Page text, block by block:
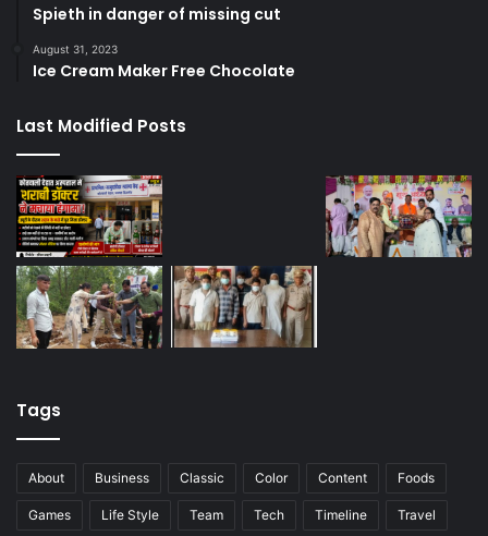
Spieth in danger of missing cut
August 31, 2023
Ice Cream Maker Free Chocolate
Last Modified Posts
Tags
About Business Classic Color Content Foods
Games Life Style Team Tech Timeline Travel